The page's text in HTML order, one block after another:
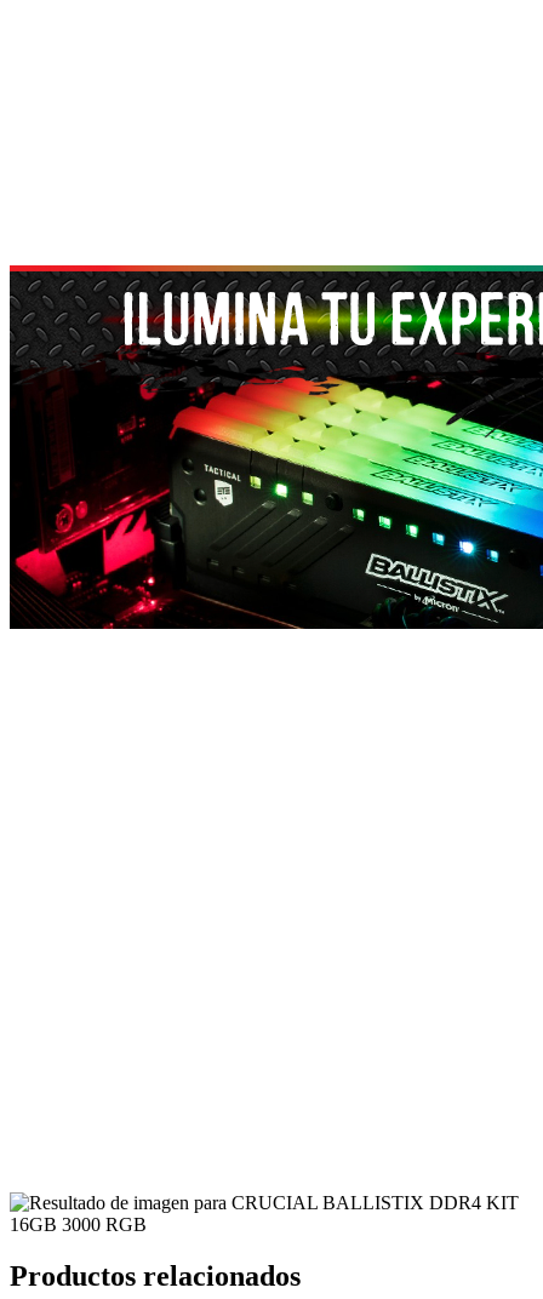
Productos relacionados